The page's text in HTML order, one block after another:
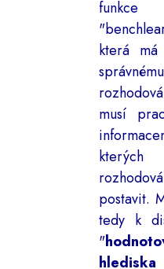
funkce
která
správnému
musí
postavit.
tedy k
"